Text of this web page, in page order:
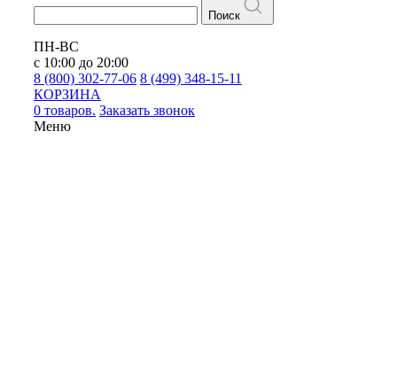
Поиск
ПН-ВС
с 10:00 до 20:00
8 (800) 302-77-06 8 (499) 348-15-11
КОРЗИНА
0 товаров. Заказать звонок
Меню